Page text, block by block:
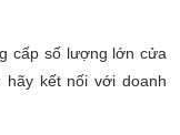
cấp số lượng lớn cửa
hãy kết nối với doanh